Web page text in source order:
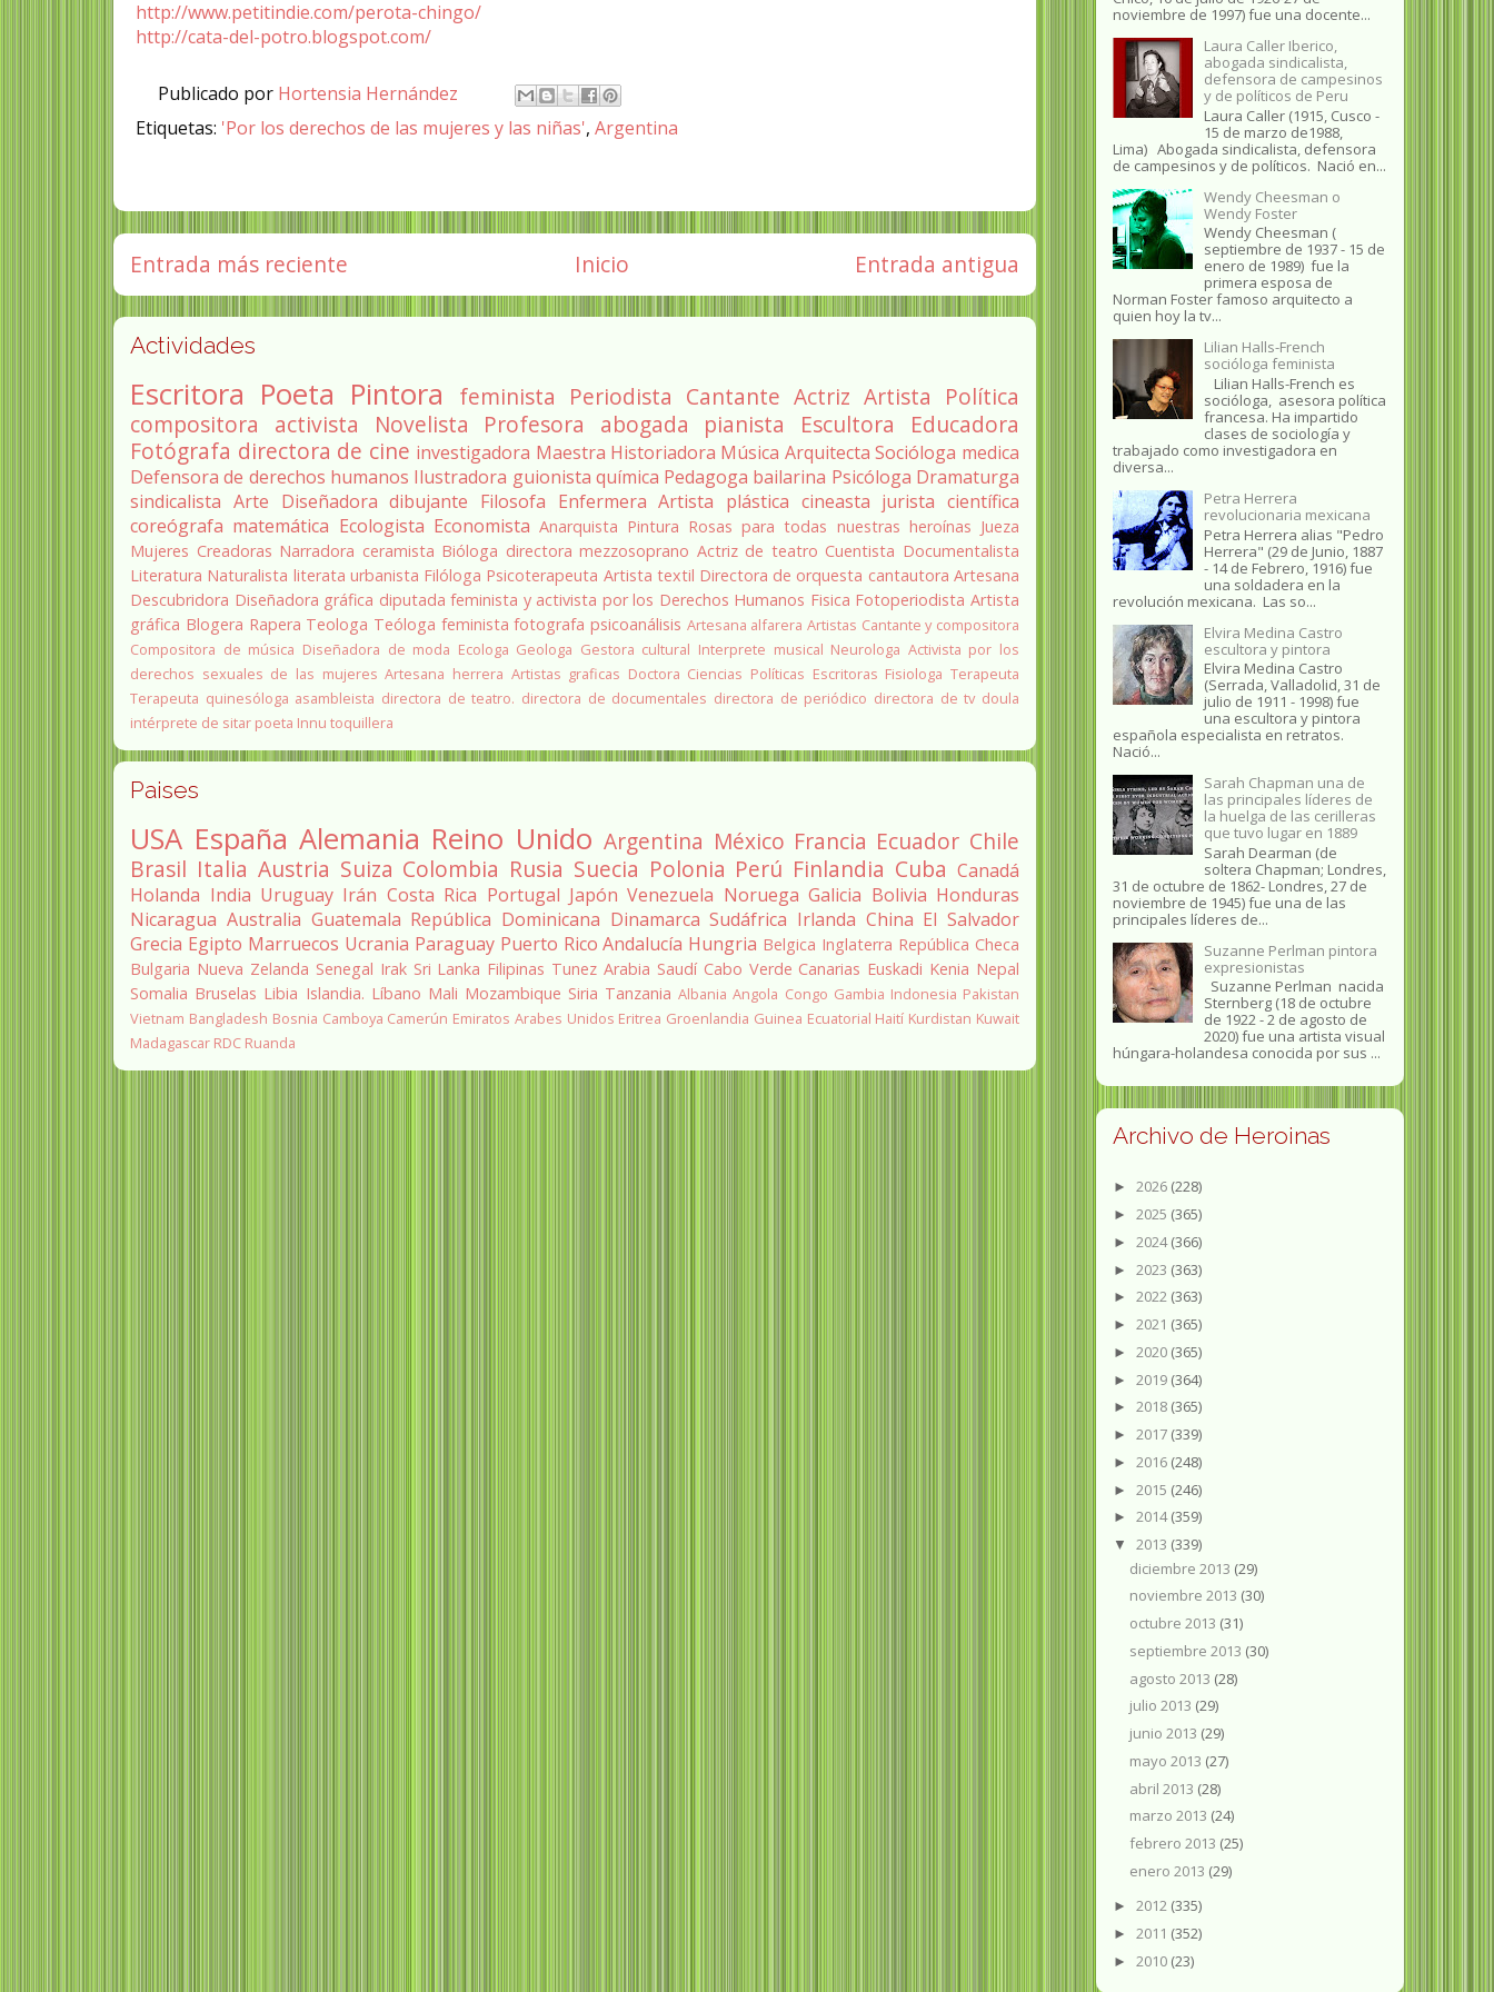
http://www.petitindie.com/perota-chingo/
http://cata-del-potro.blogspot.com/
Publicado por Hortensia Hernández
Etiquetas: 'Por los derechos de las mujeres y las niñas',Argentina
Entrada más reciente Entrada antigua
Inicio
Actividades
Escritora Poeta Pintora feminista Periodista Cantante Actriz Artista Política
compositora
activista Novelista Profesora abogada pianista Escultora
Educadora
Fotógrafa directora de cine investigadora Maestra Historiadora Música Arquitecta Socióloga medica
Defensora de derechos humanos Ilustradora guionista química Pedagoga bailarina Psicóloga Dramaturga
sindicalista Arte Diseñadora dibujante Filosofa Enfermera Artista plástica cineasta jurista científica
coreógrafa matemática Ecologista Economista Anarquista Pintura Rosas para todas nuestras heroínas Jueza
Mujeres Creadoras Narradora ceramista Bióloga directora mezzosoprano Actriz de teatro Cuentista Documentalista
Literatura Naturalista literata urbanista Filóloga Psicoterapeuta Artista textil Directora de orquesta cantautora Artesana
Descubridora Diseñadora gráfica diputada feminista y activista por los Derechos Humanos Fisica Fotoperiodista Artista
gráfica Blogera Rapera Teologa Teóloga feminista fotografa psicoanálisis Artesana alfarera Artistas Cantante y compositora
Compositora de música Diseñadora de moda Ecologa Geologa Gestora cultural Interprete musical Neurologa Activista por los
derechos sexuales de las mujeres Artesana herrera Artistas graficas Doctora Ciencias Políticas Escritoras Fisiologa Terapeuta
Terapeuta quinesóloga asambleista directora de teatro. directora de documentales directora de periódico directora de tv doula
intérprete de sitar poeta Innu toquillera
Paises
USA España Alemania Reino Unido Argentina México Francia Ecuador Chile
Brasil Italia Austria Suiza Colombia Rusia Suecia Polonia Perú Finlandia Cuba Canadá
Holanda India Uruguay Irán Costa Rica Portugal Japón Venezuela Noruega Galicia Bolivia Honduras
Nicaragua Australia Guatemala República Dominicana Dinamarca Sudáfrica Irlanda China El Salvador
Grecia Egipto Marruecos Ucrania Paraguay Puerto Rico Andalucía Hungria Belgica Inglaterra República Checa
Bulgaria Nueva Zelanda Senegal Irak Sri Lanka Filipinas Tunez Arabia Saudí Cabo Verde Canarias Euskadi Kenia Nepal
Somalia Bruselas Libia Islandia. Líbano Mali Mozambique Siria Tanzania Albania Angola Congo Gambia Indonesia Pakistan
Vietnam Bangladesh Bosnia Camboya Camerún Emiratos Arabes Unidos Eritrea Groenlandia Guinea Ecuatorial Haití Kurdistan Kuwait
Madagascar RDC Ruanda
noviembre de 1997) fue una docente...
Laura Caller Iberico,
abogada sindicalista,
defensora de campesinos
y de políticos de Peru
Laura Caller (1915, Cusco -
15 de marzo de1988,
Lima) Abogada sindicalista, defensora
de campesinos y de políticos. Nació en...
Wendy Cheesman o
Wendy Foster
Wendy Cheesman (
septiembre de 1937 - 15 de
enero de 1989) fue la
primera esposa de
Norman Foster famoso arquitecto a
quien hoy la tv...
Lilian Halls-French
socióloga feminista
Lilian Halls-French es
socióloga, asesora política
francesa. Ha impartido
clases de sociología y
trabajado como investigadora en
diversa...
Petra Herrera
revolucionaria mexicana
Petra Herrera alias "Pedro
Herrera" (29 de Junio, 1887
- 14 de Febrero, 1916) fue
una soldadera en la
revolución mexicana. Las so...
Elvira Medina Castro
escultora y pintora
Elvira Medina Castro
(Serrada, Valladolid, 31 de
julio de 1911 - 1998) fue
una escultora y pintora
española especialista en retratos.
Nació...
Sarah Chapman una de
las principales líderes de
la huelga de las cerilleras
que tuvo lugar en 1889
Sarah Dearman (de
soltera Chapman; Londres,
31 de octubre de 1862​- Londres, 27 de
noviembre de 1945)​ fue una de las
principales líderes de...
Suzanne Perlman pintora
expresionistas
Suzanne Perlman nacida
Sternberg (18 de octubre
de 1922 - 2 de agosto de
2020) fue una artista visual
húngara-holandesa conocida por sus ...
Archivo de Heroinas
► 2026 (228)
► 2025 (365)
► 2024(366)
► 2023 (363)
► 2022 (363)
► 2021 (365)
► 2020 (365)
► 2019 (364)
► 2018 (365)
► 2017 (339)
► 2016 (248)
► 2015 (246)
► 2014(359)
▼ 2013 (339)
diciembre 2013 (29)
noviembre 2013 (30)
octubre 2013 (31)
septiembre 2013 (30)
agosto 2013 (28)
julio 2013 (29)
junio 2013 (29)
mayo 2013 (27)
abril 2013 (28)
marzo 2013 (24)
febrero 2013 (25)
enero 2013 (29)
► 2012 (335)
► 2011 (352)
► 2010 (23)